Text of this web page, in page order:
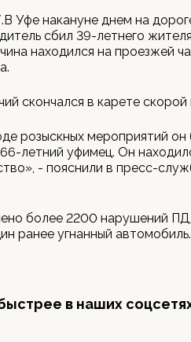
накануне днем на
сбил 39-летнего
находился на проезжей
скончался в карете
розыскных мероприятий он
летний уфимец. Он
- пояснили в пресс-
более 2200 нарушений
ранее угнанный автомобиль.
в наших